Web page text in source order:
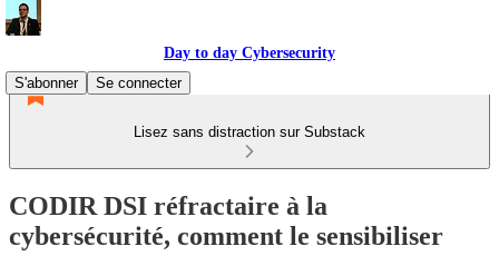
Day to day Cybersecurity
S'abonner
Se connecter
Lisez sans distraction sur Substack
CODIR DSI réfractaire à la
cybersécurité, comment le sensibiliser